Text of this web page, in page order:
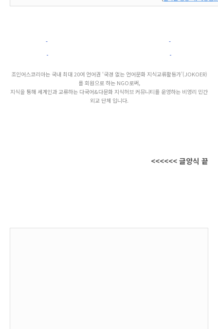
조인어스코리아는 국내 최대 20여 언어권 ‘국경 없는 언어문화 지식교류활동가’(JOKOER)
를 회원으로 하는 NGO로써,
지식을 통해 세계인과 교류하는 다국어&다문화 지식허브 커뮤니티를 운영하는 비영리 민간
외교 단체 입니다.
<<<<<< 글양식 끝